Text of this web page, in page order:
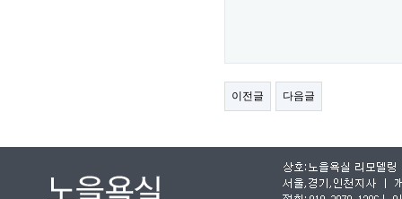
이전글 다음글